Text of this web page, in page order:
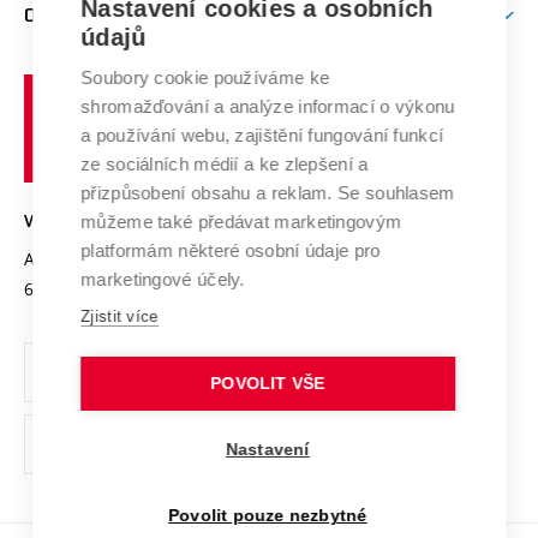
E-přihláška
Doktorské studium
Podpora podnikání
Mezinárodní vědecká rada
Systém zajišťování kvality výzkumu
Výzkumné infrastruktury
Transfer znalostí
Open Science
Projekty
Projekty ze strukturálních fondů
Specifický výzkum
Zahraniční spolupráce
Spolupráce se školami
Služby univerzity
Mezinárodní dohody
Univerzitní sítě
O UNIVERZITĚ
Profil univerzity
Udržitelná univerzita
Podnikavá univerzita / ContriBUTe
Bezpečná univerzita
Vyznamenání
Organizační struktura
Ochrana osobních údajů
odkaz)
učení
technické
VYSOKÉ UČENÍ TECHNICKÉ V BRNĚ
Antonínská 548/1
602 00 Brno
www.vut.cz
vut@vutbr.cz
Nastavení cookies a osobních
údajů
Soubory cookie používáme ke
shromažďování a analýze informací o výkonu
a používání webu, zajištění fungování funkcí
ze sociálních médií a ke zlepšení a
přizpůsobení obsahu a reklam. Se souhlasem
můžeme také předávat marketingovým
platformám některé osobní údaje pro
marketingové účely.
Zjistit více
POVOLIT VŠE
Nastavení
Povolit pouze nezbytné